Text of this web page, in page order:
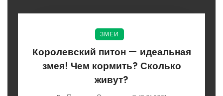
ЗМЕИ
Королевский питон — идеальная
змея! Чем кормить? Сколько
живут?